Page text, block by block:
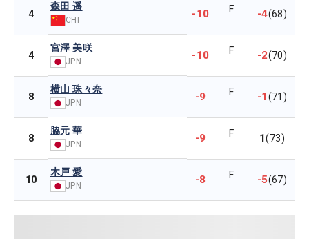
4
森田 遥
CHI -10 F -4(68)
4
宮澤 美咲
JPN -10 F -2(70)
8
横山 珠々奈
JPN -9 F -1(71)
8
脇元 華
JPN -9 F 1(73)
10
木戸 愛
JPN -8 F -5(67)